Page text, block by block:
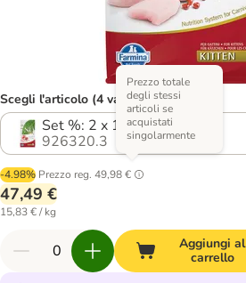
Scegli l'articolo (4 varianti)
Set %: 2 x 1,5 kg
926320.3
-4.98% Prezzo reg. 49,98 €
Prezzo totale
degli stessi
articoli se
acquistati
singolarmente
47,49 €
15,83 € / kg
Aggiungi al
carrello